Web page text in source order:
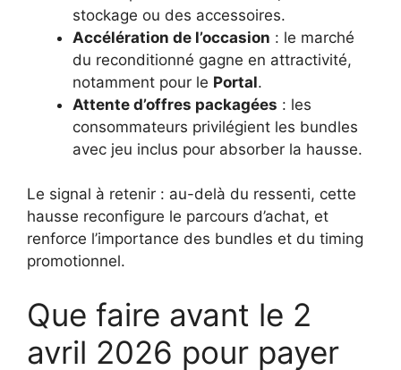
stockage ou des accessoires.
Accélération de l’occasion : le marché
du reconditionné gagne en attractivité,
notamment pour le Portal.
Attente d’offres packagées : les
consommateurs privilégient les bundles
avec jeu inclus pour absorber la hausse.
Le signal à retenir : au-delà du ressenti, cette
hausse reconfigure le parcours d’achat, et
renforce l’importance des bundles et du timing
promotionnel.
Que faire avant le 2
avril 2026 pour payer